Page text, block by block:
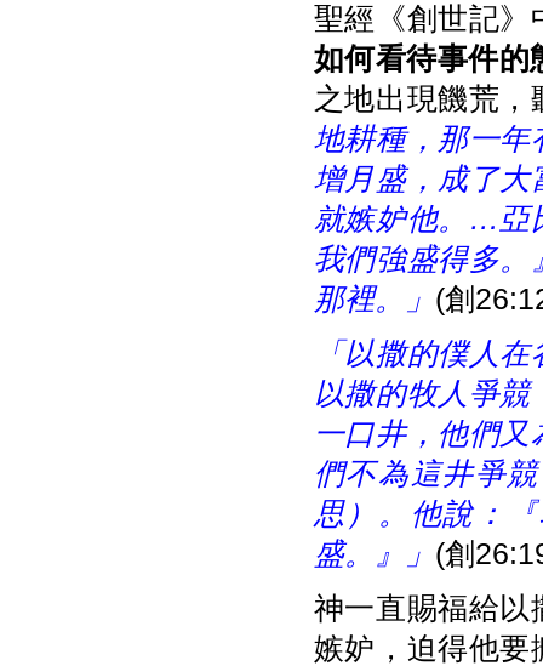
聖經《創世記》
如何看待事件的
之地出現饑荒
地耕種，那一年
增月盛，成了大
就嫉妒他。 … 亞
我們強盛得多。
那裡。」 (創
「以撒的僕人
以撒的牧人爭
一口井，他們
們不為這井爭
思）。他說：
盛。』」 (創
神一直賜福給以
嫉妒，迫得他要